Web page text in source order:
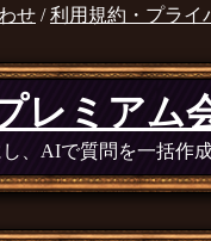
せ /利用規約・プライ
レミアム
、AIで質問を一括作